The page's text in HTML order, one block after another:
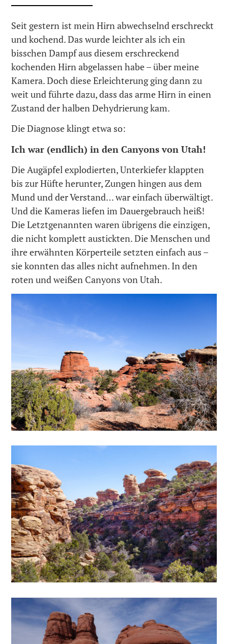
Seit gestern ist mein Hirn abwechselnd erschreckt
und kochend. Das wurde leichter als ich ein
bisschen Dampf aus diesem erschreckend
kochenden Hirn abgelassen habe – über meine
Kamera. Doch diese Erleichterung ging dann zu
weit und führte dazu, dass das arme Hirn in einen
Zustand der halben Dehydrierung kam.
Die Diagnose klingt etwa so:
Ich war (endlich) in den Canyons von Utah!
Die Augäpfel explodierten, Unterkiefer klappten
bis zur Hüfte herunter, Zungen hingen aus dem
Mund und der Verstand… war einfach überwältigt.
Und die Kameras liefen im Dauergebrauch heiß!
Die Letztgenannten waren übrigens die einzigen,
die nicht komplett austickten. Die Menschen und
ihre erwähnten Körperteile setzten einfach aus –
sie konnten das alles nicht aufnehmen. In den
roten und weißen Canyons von Utah.